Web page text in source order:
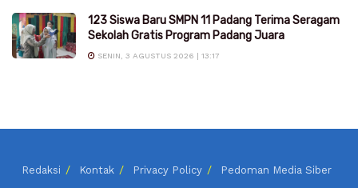
123 Siswa Baru SMPN 11 Padang Terima Seragam
Sekolah Gratis Program Padang Juara
SENIN, 3 AGUSTUS 2026 | 13:17
Redaksi Kontak Privacy Policy Pedoman Media Siber